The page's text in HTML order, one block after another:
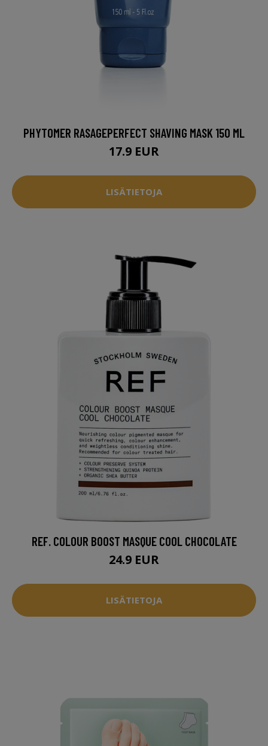
PHYTOMER RASAGEPERFECT SHAVING MASK 150 ML
17.9 EUR
LISÄTIETOJA
REF. COLOUR BOOST MASQUE COOL CHOCOLATE
24.9 EUR
LISÄTIETOJA